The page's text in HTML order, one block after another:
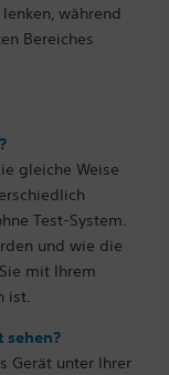
während
Bereiches
gleiche Weise
Test-System.
und wie die
mit Ihrem
ist.
sehen?
Gerät unter Ihrer